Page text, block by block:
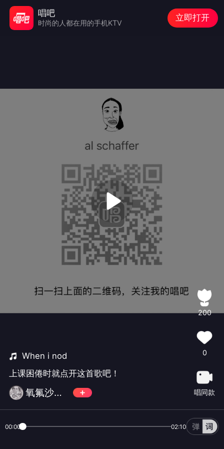
When i nod
上课困倦时就点开这首歌吧！
氧氟沙星气泡饮
200
0
唱同款
00:00 02:10
唱吧
时尚的人都在用的手机KTV
立即打开